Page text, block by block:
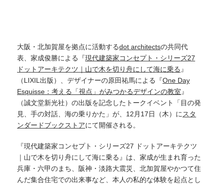
大阪・北加賀屋を拠点に活動するdot architectsの共同代
表、家成俊勝による『現代建築家コンセプト・シリーズ27
ドットアーキテクツ｜山で木を切り舟にして海に乗る 』
（LIXIL出版）、デザイナーの原田祐馬による『One Day
Esquisse：考える「視点」がみつかるデザインの教室 』
（誠文堂新光社）の出版を記念したトークイベント「目の発
見、手の対話、海の乗りかた」が、12月17日（木）に スタ
ンダードブックストアにて開催される。
『現代建築家コンセプト・シリーズ27 ドットアーキテクツ
｜山で木を切り舟にして海に乗る』は、家成が生まれ育った
兵庫・六甲のまち、阪神・淡路大震災、北加賀屋やかつて住
んだ集合住宅での出来事など、本人の私的な体験を起点とし